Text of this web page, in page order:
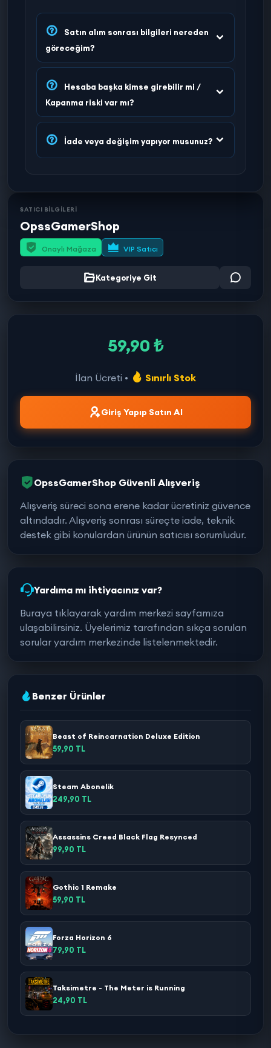
Satın alım sonrası bilgileri nereden
göreceğim?
Hesaba başka kimse girebilir mi /
Kapanma riski var mı?
İade veya değişim yapıyor musunuz?
SATICI BİLGİLERİ
OpssGamerShop
Onaylı Mağaza VIP Satıcı
Kategoriye Git
59,90 ₺
İlan Ücreti • Sınırlı Stok
Giriş Yapıp Satın Al
OpssGamerShop Güvenli Alışveriş
Alışveriş süreci sona erene kadar ücretiniz güvence
altındadır. Alışveriş sonrası süreçte iade, teknik
destek gibi konulardan ürünün satıcısı sorumludur.
Yardıma mı ihtiyacınız var?
Buraya tıklayarak yardım merkezi sayfamıza
ulaşabilirsiniz. Üyelerimiz tarafından sıkça sorulan
sorular yardım merkezinde listelenmektedir.
Benzer Ürünler
Beast of Reincarnation Deluxe Edition
59,90 TL
Steam Abonelik
249,90 TL
Assassins Creed Black Flag Resynced
99,90 TL
Gothic 1 Remake
59,90 TL
Forza Horizon 6
79,90 TL
Taksimetre - The Meter is Running
24,90 TL